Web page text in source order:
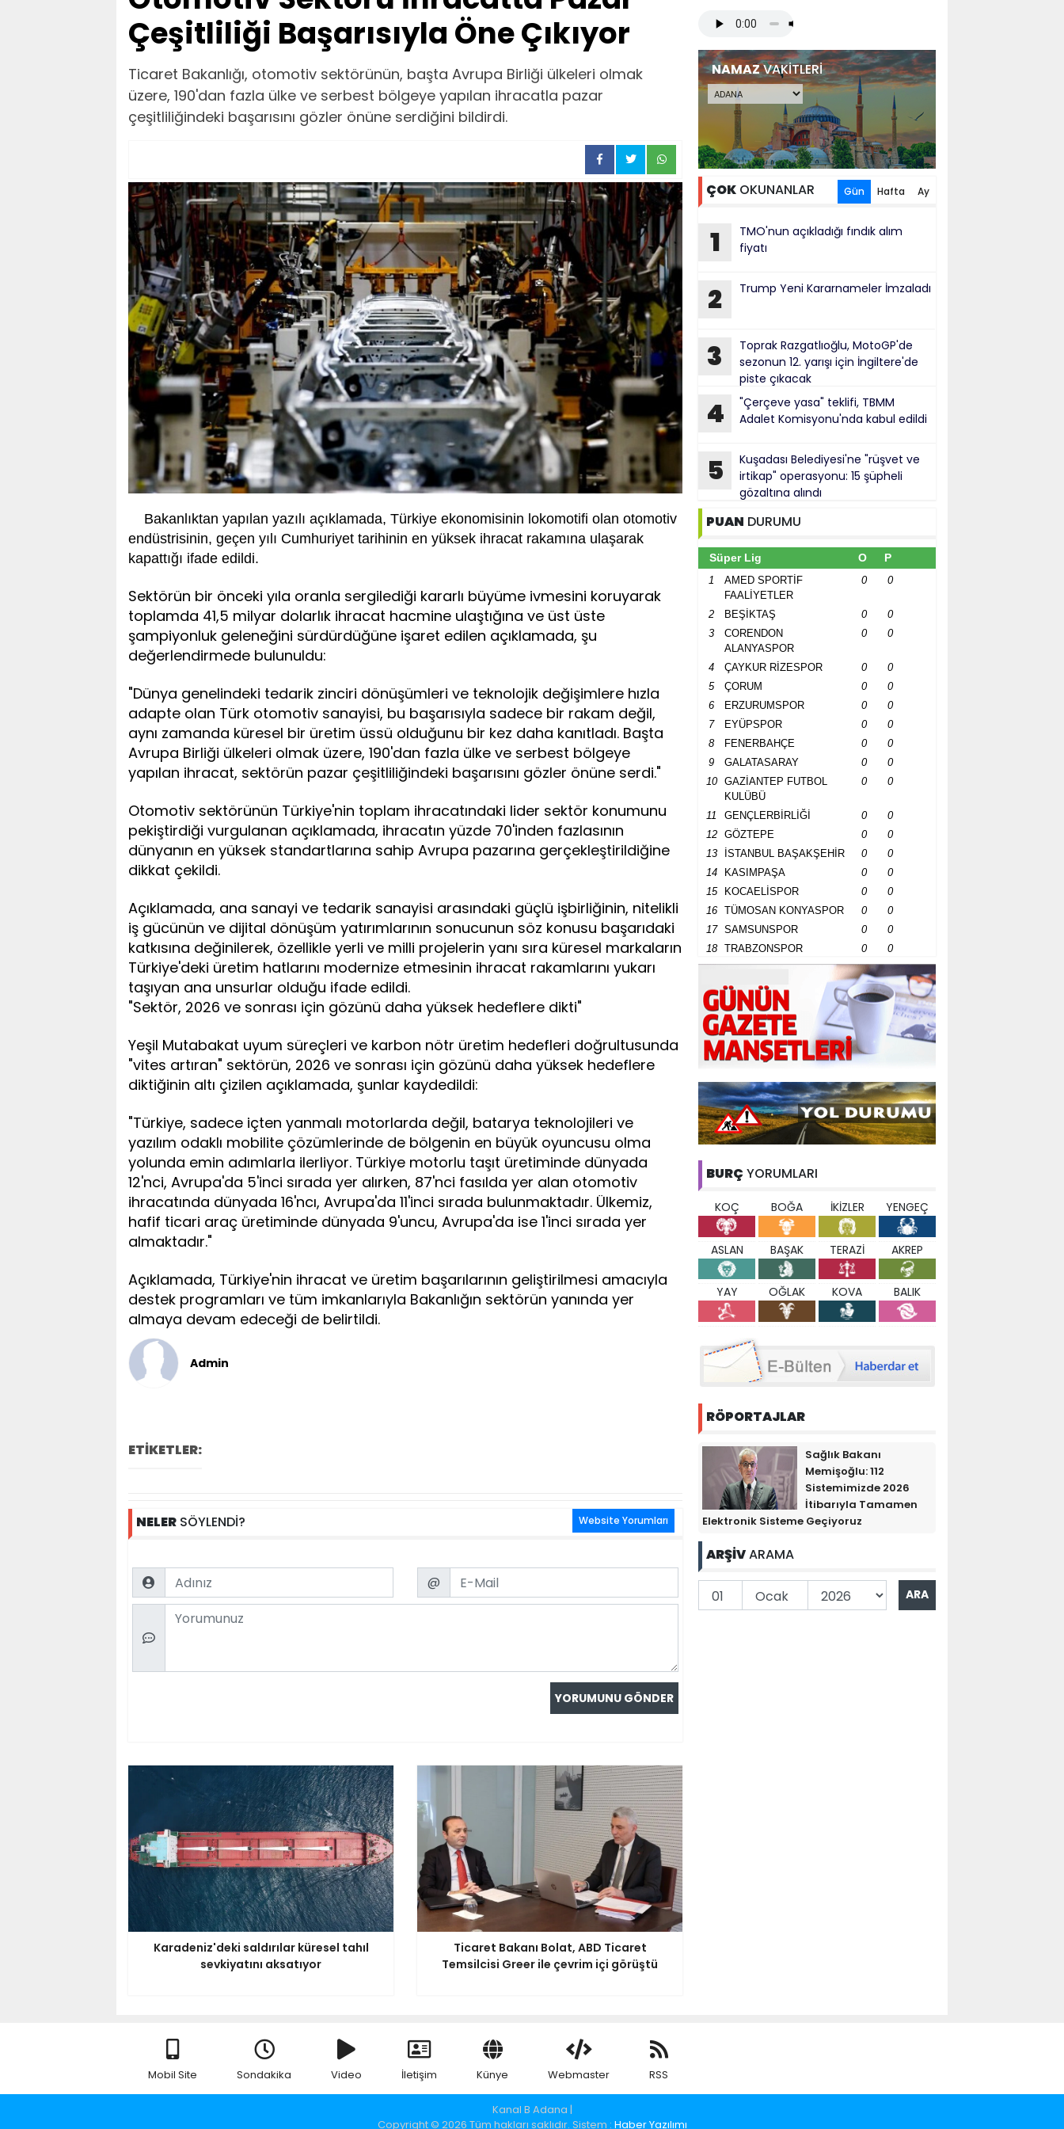
Çeşitliliği Başarısıyla Öne Çıkıyor
Ticaret Bakanlığı, otomotiv sektörünün, başta Avrupa Birliği ülkeleri olmak
üzere, 190'dan fazla ülke ve serbest bölgeye yapılan ihracatla pazar
çeşitliliğindeki başarısını gözler önüne serdiğini bildirdi.
Bakanlıktan yapılan yazılı açıklamada, Türkiye ekonomisinin lokomotifi olan otomotiv
endüstrisinin, geçen yılı Cumhuriyet tarihinin en yüksek ihracat rakamına ulaşarak
kapattığı ifade edildi.
Sektörün bir önceki yıla oranla sergilediği kararlı büyüme ivmesini koruyarak
toplamda 41,5 milyar dolarlık ihracat hacmine ulaştığına ve üst üste
şampiyonluk geleneğini sürdürdüğüne işaret edilen açıklamada, şu
değerlendirmede bulunuldu:
"Dünya genelindeki tedarik zinciri dönüşümleri ve teknolojik değişimlere hızla
adapte olan Türk otomotiv sanayisi, bu başarısıyla sadece bir rakam değil,
aynı zamanda küresel bir üretim üssü olduğunu bir kez daha kanıtladı. Başta
Avrupa Birliği ülkeleri olmak üzere, 190'dan fazla ülke ve serbest bölgeye
yapılan ihracat, sektörün pazar çeşitliliğindeki başarısını gözler önüne serdi."
Otomotiv sektörünün Türkiye'nin toplam ihracatındaki lider sektör konumunu
pekiştirdiği vurgulanan açıklamada, ihracatın yüzde 70'inden fazlasının
dünyanın en yüksek standartlarına sahip Avrupa pazarına gerçekleştirildiğine
dikkat çekildi.
Açıklamada, ana sanayi ve tedarik sanayisi arasındaki güçlü işbirliğinin, nitelikli
iş gücünün ve dijital dönüşüm yatırımlarının sonucunun söz konusu başarıdaki
katkısına değinilerek, özellikle yerli ve milli projelerin yanı sıra küresel markaların
Türkiye'deki üretim hatlarını modernize etmesinin ihracat rakamlarını yukarı
taşıyan ana unsurlar olduğu ifade edildi.
"Sektör, 2026 ve sonrası için gözünü daha yüksek hedeflere dikti"
Yeşil Mutabakat uyum süreçleri ve karbon nötr üretim hedefleri doğrultusunda
"vites artıran" sektörün, 2026 ve sonrası için gözünü daha yüksek hedeflere
diktiğinin altı çizilen açıklamada, şunlar kaydedildi:
"Türkiye, sadece içten yanmalı motorlarda değil, batarya teknolojileri ve
yazılım odaklı mobilite çözümlerinde de bölgenin en büyük oyuncusu olma
yolunda emin adımlarla ilerliyor. Türkiye motorlu taşıt üretiminde dünyada
12'nci, Avrupa'da 5'inci sırada yer alırken, 87'nci fasılda yer alan otomotiv
ihracatında dünyada 16'ncı, Avrupa'da 11'inci sırada bulunmaktadır. Ülkemiz,
hafif ticari araç üretiminde dünyada 9'uncu, Avrupa'da ise 1'inci sırada yer
almaktadır."
Açıklamada, Türkiye'nin ihracat ve üretim başarılarının geliştirilmesi amacıyla
destek programları ve tüm imkanlarıyla Bakanlığın sektörün yanında yer
almaya devam edeceği de belirtildi.
Admin
ETİKETLER:
NELER SÖYLENDİ? Website Yorumları
Name Email
@
Comment
Karadeniz'deki saldırılar küresel tahıl
sevkiyatını aksatıyor
Ticaret Bakanı Bolat, ABD Ticaret
Temsilcisi Greer ile çevrim içi görüştü
NAMAZVAKİTLERİ
ÇOK OKUNANLAR Gün Hafta Ay
1
TMO'nun açıkladığı fındık alım
fiyatı
2 Trump Yeni Kararnameler İmzaladı
3
Toprak Razgatlıoğlu, MotoGP'de
sezonun 12. yarışı için İngiltere'de
piste çıkacak
4
"Çerçeve yasa" teklifi, TBMM
Adalet Komisyonu'nda kabul edildi
5
Kuşadası Belediyesi'ne "rüşvet ve
irtikap" operasyonu: 15 şüpheli
gözaltına alındı
PUAN DURUMU
Süper Lig O P
1
AMED SPORTİF
FAALİYETLER
0 0
2 BEŞİKTAŞ 0
0
3
CORENDON
ALANYASPOR
0 0
4 ÇAYKUR RİZESPOR 0
0
5
ÇORUM 0
0
6
ERZURUMSPOR 0
0
7
EYÜPSPOR 0
0
8
FENERBAHÇE 0
0
9
GALATASARAY 0
0
10
GAZİANTEP FUTBOL
KULÜBÜ
0 0
11 GENÇLERBİRLİĞİ 0
0
12
GÖZTEPE 0
0
13
İSTANBUL BAŞAKŞEHİR 0
0
14
KASIMPAŞA 0
0
15
KOCAELİSPOR 0
0
16
TÜMOSAN KONYASPOR 0
0
17
SAMSUNSPOR 0
0
18
TRABZONSPOR 0 0
BURÇ YORUMLARI
KOÇ BOĞA İKİZLER YENGEÇ
ASLAN BAŞAK TERAZİ AKREP
YAY OĞLAK KOVA BALIK
RÖPORTAJLAR
Sağlık Bakanı
Memişoğlu: 112
Sistemimizde 2026
İtibarıyla Tamamen
Elektronik Sisteme Geçiyoruz
ARŞİVARAMA
Mobil Site Sondakika Video İletişim Künye Webmaster RSS
Kanal B Adana |
Copyright © 2026 Tüm hakları saklıdır. Sistem : Haber Yazılımı